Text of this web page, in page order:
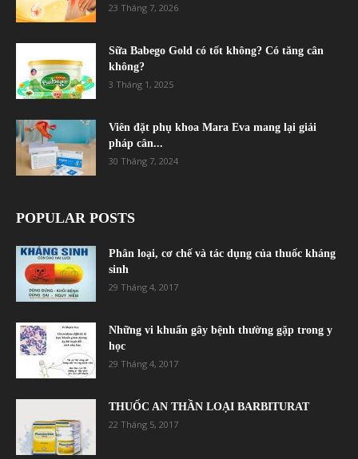
23 Tháng 7, 2026
Sữa Babego Gold có tốt không? Có tăng cân
không?
3 Tháng 1, 2025
Viên đặt phụ khoa Mara Eva mang lại giải
pháp cân...
30 Tháng 7, 2024
POPULAR POSTS
Phân loại, cơ chế và tác dụng của thuốc kháng
sinh
29 Tháng 4, 2017
Những vi khuẩn gây bệnh thường gặp trong y
học
29 Tháng 4, 2017
THUỐC AN THẦN LOẠI BARBITURAT
22 Tháng 5, 2017